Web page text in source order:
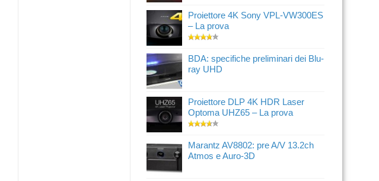
Proiettore 4K Sony VPL-VW300ES
– La prova
BDA: specifiche preliminari dei Blu-
ray UHD
Proiettore DLP 4K HDR Laser
Optoma UHZ65 – La prova
Marantz AV8802: pre A/V 13.2ch
Atmos e Auro-3D